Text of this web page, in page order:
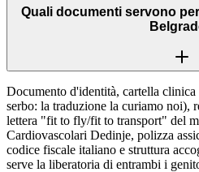
Quali documenti servono
Documento d'identità, cartella
serbo: la traduzione la curiamo noi),
lettera "fit to fly/fit to transport" del
Cardiovascolari Dedinje, polizza
codice fiscale italiano e struttura
serve la liberatoria di entrambi i